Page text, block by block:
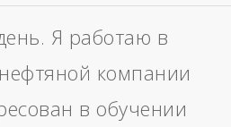
Я работаю в
компании
в обучении